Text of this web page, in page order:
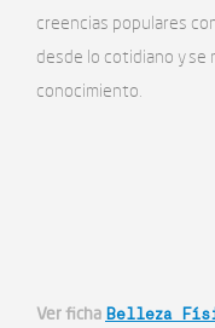
creencias populares
desde lo cotidiano y se
conocimiento.
Ver ficha Belleza